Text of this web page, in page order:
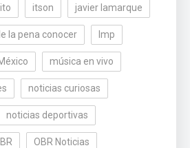
itson javier lamarque
la pena conocer lmp
música en vivo
noticias curiosas
noticias deportivas
OBR Noticias